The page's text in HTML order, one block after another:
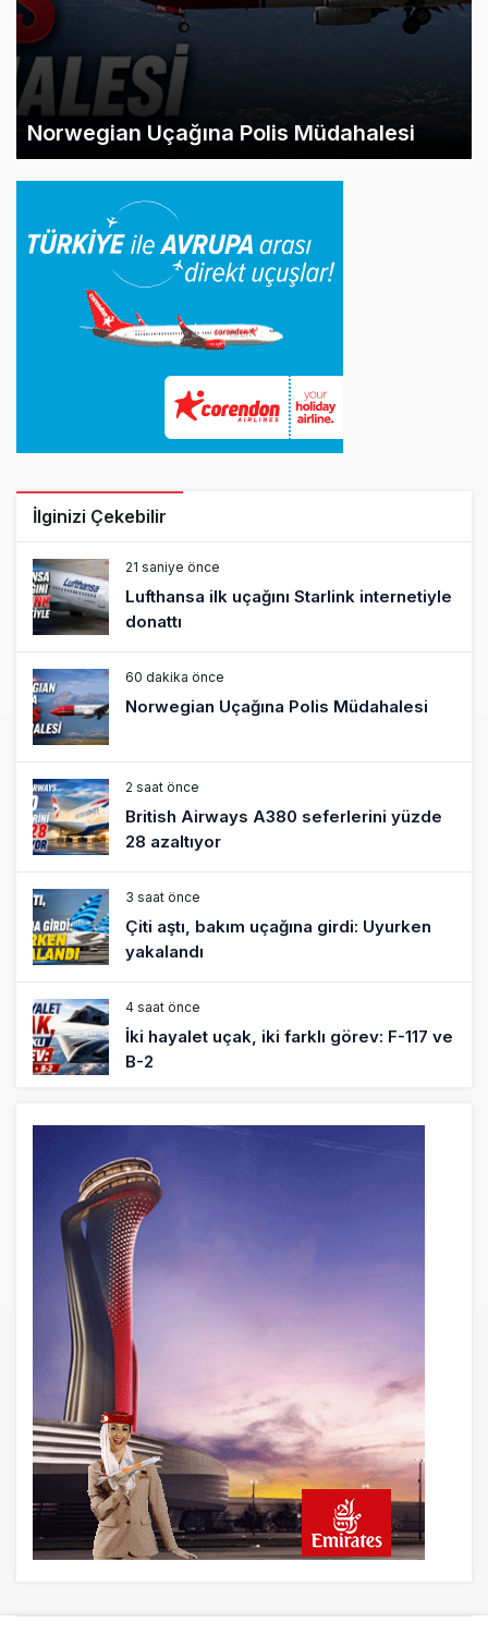
Norwegian Uçağına Polis Müdahalesi
İlginizi Çekebilir
21 saniye önce
Lufthansa ilk uçağını Starlink internetiyle
donattı
60 dakika önce
Norwegian Uçağına Polis Müdahalesi
2 saat önce
British Airways A380 seferlerini yüzde
28 azaltıyor
3 saat önce
Çiti aştı, bakım uçağına girdi: Uyurken
yakalandı
4 saat önce
İki hayalet uçak, iki farklı görev: F-117 ve
B-2
THY ve Pegasus Dünyanın En Değerli
Havayolları Arasında
6 saat önce
Fly Baghdad ABD yaptırım listesinden
çıkarıldı
7 saat önce
Elektrikli uçaklar Avrupa’da kısa rotalara
hazırlanıyor
8 saat önce
Trump’ı taşıyan Marine One, yolcu
uçağına fazla yaklaştı
8 saat önce
İstanbul’a indi